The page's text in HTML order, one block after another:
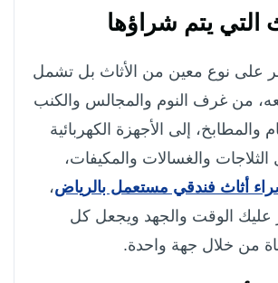
التي يتم شراؤها
على نوع معين من الأثاث بل تشمل
من غرف النوم والمجالس والكنب
والمطابخ، إلى الأجهزة الكهربائية
والغسالات والمكيفات،
أثاث فندقي مستعمل بالرياض،
عليك الوقت والجهد ويجعل كل
من خلال جهة واحدة.